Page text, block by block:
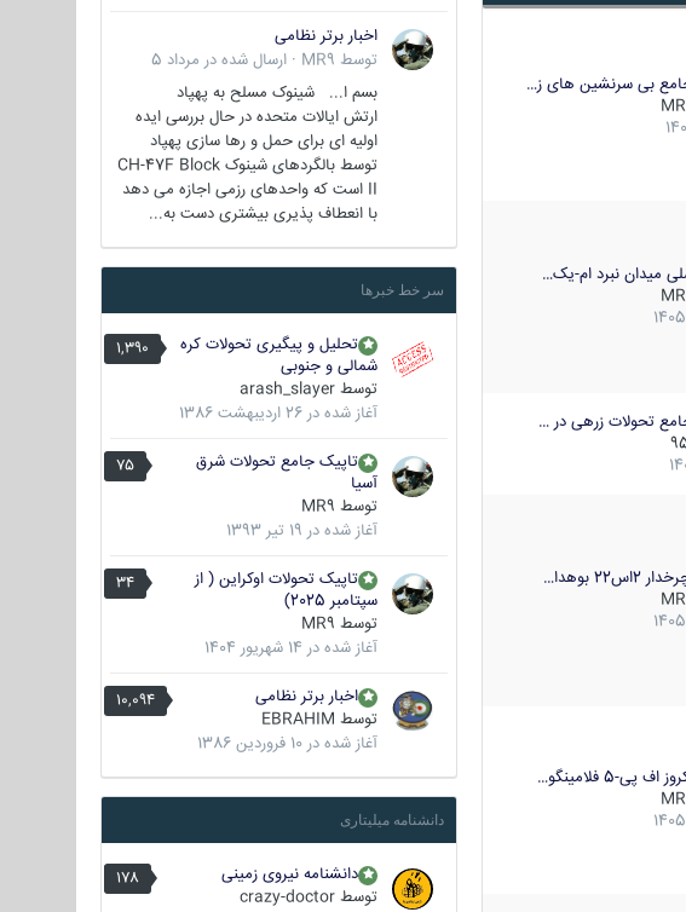
بی سرنشین های ز…
میدان نبرد ام-یک…
تحولات زرهی در …
بوهدا…
پی-5 فلامینگو…
اخبار برتر نظامی
توسط MR9
· ارسال شده در مرداد 5
بسم ا... شینوک مسلح به پهپاد
ارتش ایالات متحده در حال بررسی ایده
اولیه ای برای حمل و رها سازی پهپاد
توسط بالگردهای شینوک CH-47F Block
II است که واحدهای رزمی اجازه می دهد
با انعطاف پذیری بیشتری دست به...
سر خط خبرها
1,390
تحلیل و پیگیری تحولات کره
شمالی و جنوبی
توسط arash_slayer
آغاز شده در 26 اردیبهشت 1386
75
تاپیک جامع تحولات شرق
آسیا
توسط MR9
آغاز شده در 19 تیر 1393
34
تاپیک تحولات اوکراین ( از
سپتامبر 2025)
توسط MR9
آغاز شده در 14 شهریور 1404
10,094
اخبار برتر نظامی
توسط EBRAHIM
آغاز شده در 10 فروردین 1386
دانشنامه میلیتاری
178
دانشنامه نیروی زمینی
توسط crazy-doctor